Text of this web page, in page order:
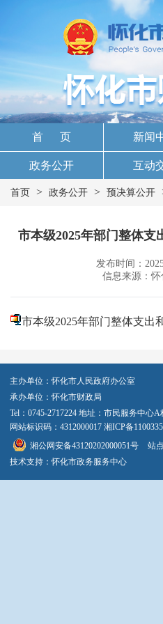
首 页 新闻
政务公开 互动
首页 > 政务公开 > 预决算公开
市本级2025年部门整体支
发布时间：
信息来源：
市本级2025年部门整体支出
主办单位：怀化市人民政府办公室
承办单位：怀化市财政局
Tel：0745-2717224 地址：市民服务中心
网站标识码：4312000017 湘ICP备
湘公网安备43120202000051号
站
技术支持：怀化市政务服务中心